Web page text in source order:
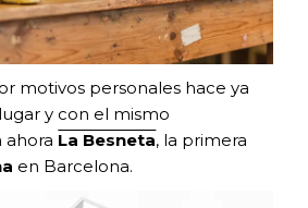
motivos personales hace ya
y con el mismo
ahora La Besneta, la primera
en Barcelona.